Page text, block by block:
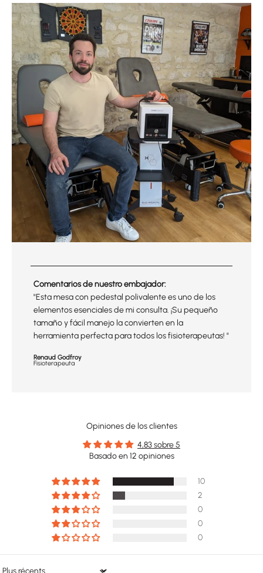
Comentarios de nuestro embajador:
"Esta mesa con pedestal polivalente es uno de los
elementos esenciales de mi consulta. ¡Su pequeño
tamaño y fácil manejo la convierten en la
herramienta perfecta para todos los fisioterapeutas! "
Renaud Godfroy
Fisioterapeuta
Opiniones de los clientes
4,83 sobre 5
Basado en 12 opiniones
10
2
0
0
0